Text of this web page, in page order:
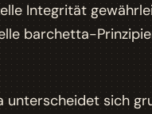
Integrität
barchetta-
unterscheidet sich